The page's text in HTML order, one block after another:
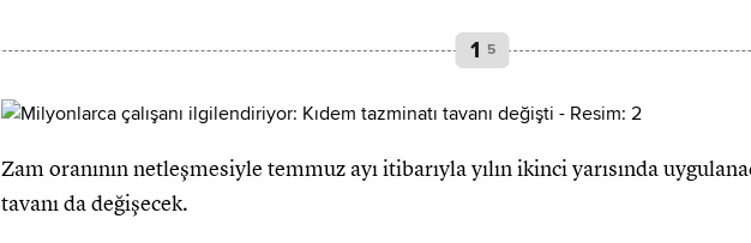
1 5
Zam oranının netleşmesiyle temmuz ayı itibarıyla yılın ikinci yarısında
tavanı da değişecek.